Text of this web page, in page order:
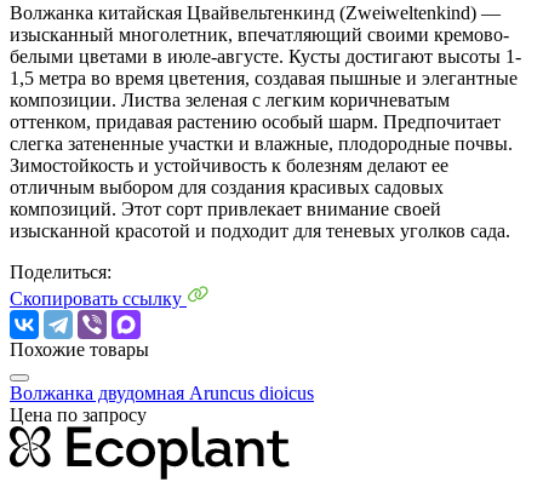
Волжанка китайская Цвайвельтенкинд (Zweiweltenkind) —
изысканный многолетник, впечатляющий своими кремово-
белыми цветами в июле-августе. Кусты достигают высоты 1-
1,5 метра во время цветения, создавая пышные и элегантные
композиции. Листва зеленая с легким коричневатым
оттенком, придавая растению особый шарм. Предпочитает
слегка затененные участки и влажные, плодородные почвы.
Зимостойкость и устойчивость к болезням делают ее
отличным выбором для создания красивых садовых
композиций. Этот сорт привлекает внимание своей
изысканной красотой и подходит для теневых уголков сада.
Поделиться:
Скопировать ссылку
Похожие товары
Волжанка двудомная Aruncus dioicus
Цена по запросу